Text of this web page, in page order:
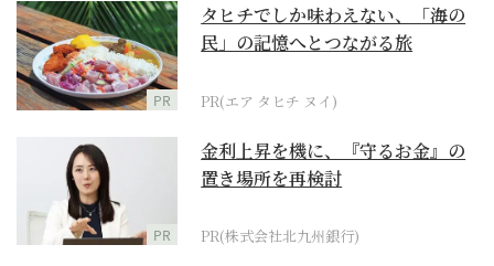
PR
タヒチでしか味わえない、「海の
民」の記憶へとつながる旅
PR(エア タヒチ ヌイ)
PR
金利上昇を機に、『守るお金』の
置き場所を再検討
PR(株式会社北九州銀行)